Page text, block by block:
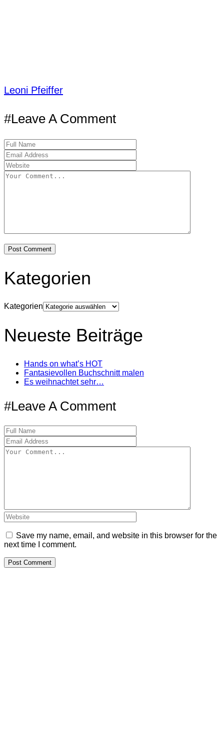
Leoni Pfeiffer
#Leave A Comment
Kategorien
Kategorien
Neueste Beiträge
Hands on what’s HOT
Fantasievollen Buchschnitt malen
Es weihnachtet sehr…
#Leave A Comment
Save my name, email, and website in this browser for the
next time I comment.